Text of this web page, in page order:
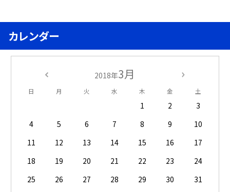
カレンダー
2018年3月
日 月 火 水 木 金 土
1 2
3
4
5 6 7 8 9
10
11
12 13 14 15 16
17
18
19 20 21 22 23
24
25
26 27 28 29 30 31